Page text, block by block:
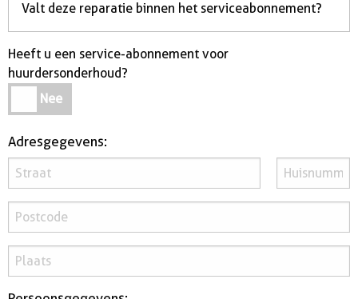
Valt deze reparatie binnen het serviceabonnement?
Heeft u een service-abonnement voor
huurdersonderhoud?
u
een
service-
voor
huurdersonderhoud
Nee
Adresgegevens: